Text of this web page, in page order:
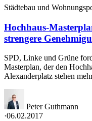
Städtebau und
Hochhaus-
strengere
SPD, Linke und Grüne
Masterplan, der den
Alexanderplatz stehen
Peter Guthmann
·06.02.2017